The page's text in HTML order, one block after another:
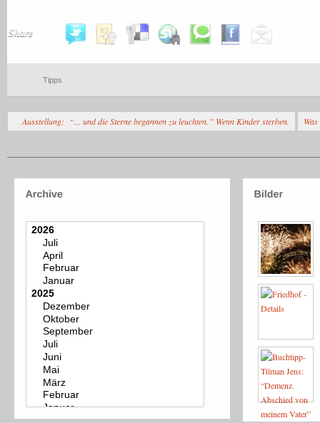
Share
Tipps
Ausstellung: “... und die Sterne begannen zu leuchten.” Wenn Kinder sterben.